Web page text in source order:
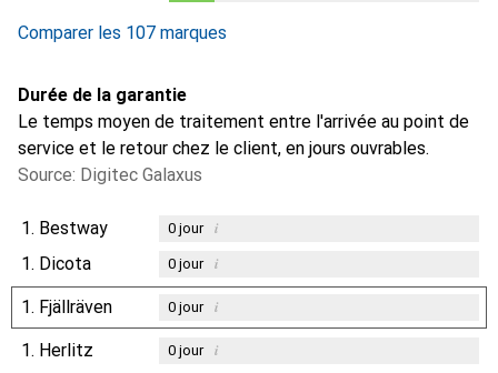
Comparer les 107 marques
Durée de la garantie
Le temps moyen de traitement entre l'arrivée au point de
service et le retour chez le client, en jours ouvrables.
Source: Digitec Galaxus
1. Bestway 0jour i
1. Dicota 0jour i
1. Fjällräven 0jour i
1. Herlitz 0jour i